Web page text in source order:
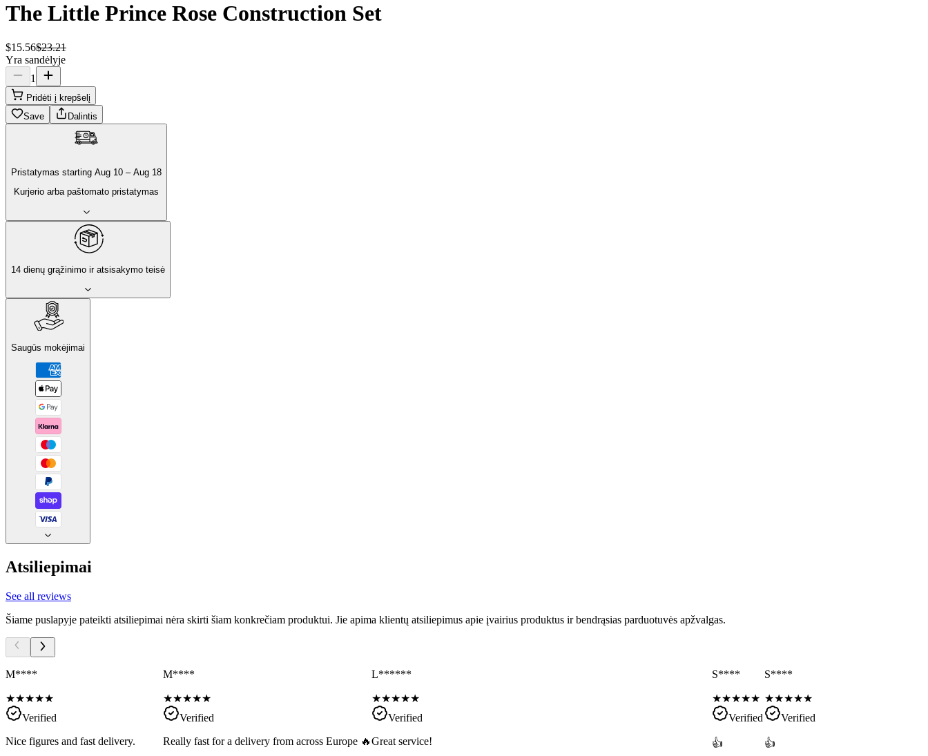
The Little Prince Rose Construction Set
$15.56$23.21
Yra sandėlyje
1
Pridėti į krepšelį
Save
Dalintis
Pristatymas starting Aug 10 – Aug 18
Kurjerio arba paštomato pristatymas
14 dienų grąžinimo ir atsisakymo teisė
Saugūs mokėjimai
Atsiliepimai
See all reviews
Šiame puslapyje pateikti atsiliepimai nėra skirti šiam konkrečiam produktui. Jie apima klientų atsiliepimus apie įvairius produktus ir bendrąsias parduotuvės apžvalgas.
M****
★★★★★
Verified
Nice figures and fast delivery.
M****
★★★★★
Verified
Really fast for a delivery from across Europe 🔥
L******
★★★★★
Verified
Great service!
S****
★★★★★
Verified
👍
S****
★★★★★
Verified
👍